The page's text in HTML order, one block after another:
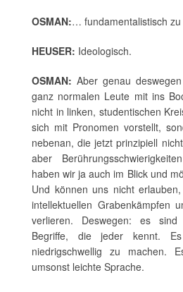
OSMAN:… fundamentalistisch
HEUSER: Ideologisch.
OSMAN: Aber genau
ganz normalen Leute mit ins
nicht in linken, studentischen
sich mit Pronomen vorstellt,
nebenan, die jetzt prinzipiell
aber
haben wir ja auch im Blick und
Und können uns nicht
intellektuellen Grabenkämpfen
verlieren. Deswegen: es
Begriffe, die jeder kennt.
niedrigschwellig zu machen.
umsonst leichte Sprache.